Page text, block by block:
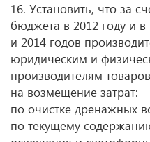
16. Установить, что за
бюджета в 2012 году и
и 2014 годов
юридическим и
производителям
на возмещение затрат:
по очистке дренажных
по текущему